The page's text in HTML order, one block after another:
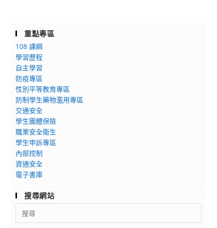
重點專區
108 課綱
學習歷程
自主學習
防疫專區
性別平等教育專區
防制學生藥物濫用專區
交通安全
學生團體保險
職業安全衛生
學生申訴專區
內部控制
資通安全
電子書庫
搜尋網站
Search
for: